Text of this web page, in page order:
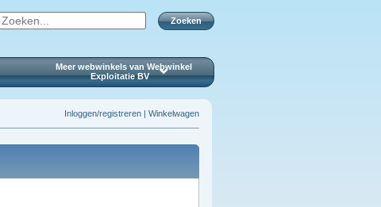
Zoeken
Meer webwinkels van Webwinkel
Exploitatie BV
Inloggen/registreren| Winkelwagen